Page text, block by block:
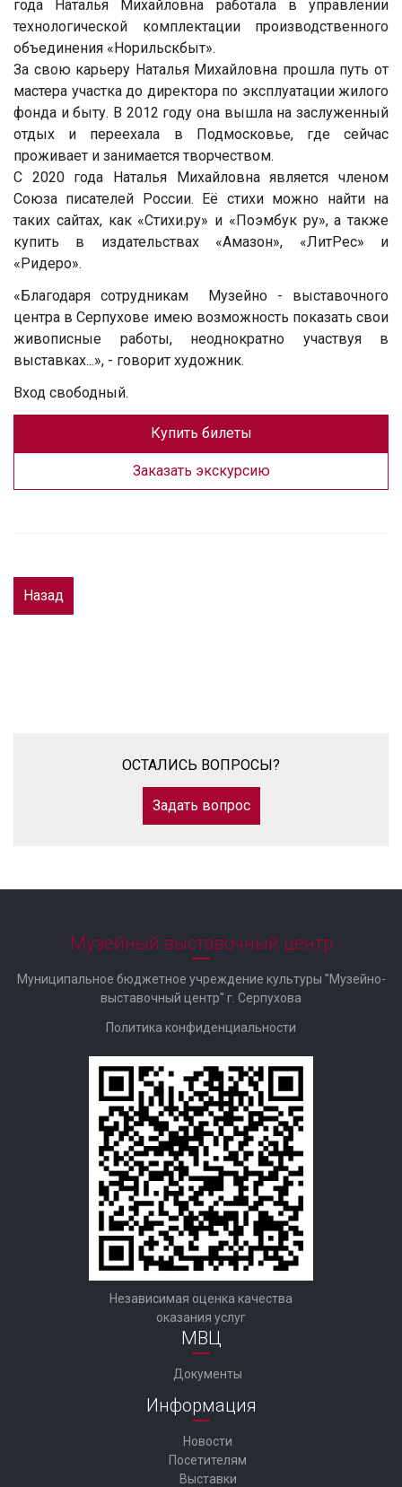
года Наталья Михайловна работала в управлении
технологической комплектации производственного
объединения «Норильскбыт».
За свою карьеру Наталья Михайловна прошла путь от
мастера участка до директора по эксплуатации жилого
фонда и быту. В 2012 году она вышла на заслуженный
отдых и переехала в Подмосковье, где сейчас
проживает и занимается творчеством.
С 2020 года Наталья Михайловна является членом
Союза писателей России. Её стихи можно найти на
таких сайтах, как «Стихи.ру» и «Поэмбук ру», а также
купить в издательствах «Амазон», «ЛитРес» и
«Ридеро».
«Благодаря сотрудникам Музейно - выставочного
центра в Серпухове имею возможность показать свои
живописные работы, неоднократно участвуя в
выставках...», - говорит художник.
Вход свободный.
Купить билеты
Заказать экскурсию
Назад
ОСТАЛИСЬ ВОПРОСЫ?
Задать вопрос
Музейный выставочный центр
Муниципальное бюджетное учреждение культуры "Музейно-
выставочный центр" г. Серпухова
Политика конфиденциальности
Независимая оценка качества
оказания услуг
МВЦ
Документы
Информация
Новости
Посетителям
Выставки